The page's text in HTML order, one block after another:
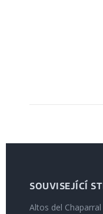
SOUVISEJÍCÍ
Altos del Chaparral